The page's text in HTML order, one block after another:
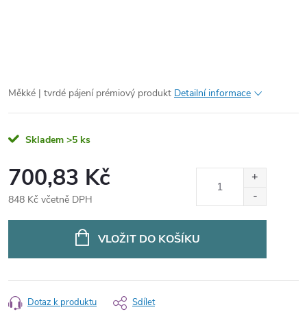
Měkké | tvrdé pájení prémiový produkt Detailní informace
Skladem >5 ks
700,83 Kč
848 Kč včetně DPH
VLOŽIT DO KOŠÍKU
Dotaz k produktu Sdílet